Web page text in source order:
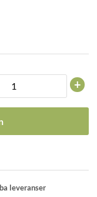
+
leveranser